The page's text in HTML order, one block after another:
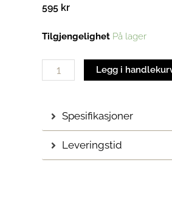
595 kr
Tilgjengelighet På lager
Botanic
Putetrekk
| Green/Yellow
Legg i
Spesifikasjoner
Leveringstid